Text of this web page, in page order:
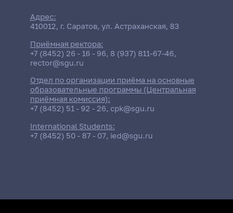
Адрес:
410012, г. Саратов, ул. Астраханская, 83
Приёмная ректора:
+7 (8452) 26 - 16 - 96, 8 (937) 811-67-46,
rector@sgu.ru
Отдел по организации приёма на основные
образовательные программы (Центральная
приёмная комиссия):
+7 (8452) 51 - 92 - 26, cpk@sgu.ru
International Students:
+7 (8452) 50 - 87 - 07, ied@sgu.ru